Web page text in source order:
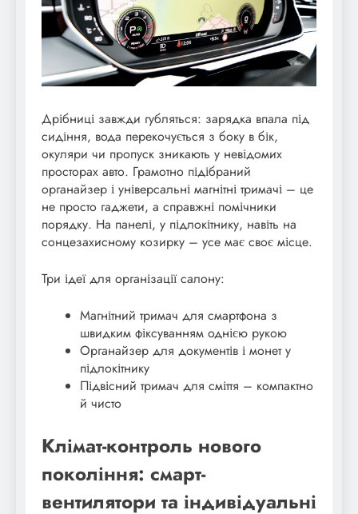
Дрібниці завжди губляться: зарядка впала під
сидіння, вода перекочується з боку в бік,
окуляри чи пропуск зникають у невідомих
просторах авто. Грамотно підібраний
органайзер і універсальні магнітні тримачі – це
не просто гаджети, а справжні помічники
порядку. На панелі, у підлокітнику, навіть на
сонцезахисному козирку – усе має своє місце.
Три ідеї для організації салону:
Магнітний тримач для смартфона з
швидким фіксуванням однією рукою
Органайзер для документів і монет у
підлокітнику
Підвісний тримач для сміття – компактно
й чисто
Клімат-контроль нового
покоління: смарт-
вентилятори та індивідуальні